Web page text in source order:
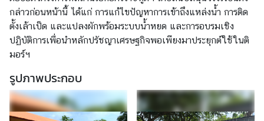
ป
ร
ะ
ก
า
ศ
บ
กล่าวก่อนหน้านี้ ได้แก่ การแก้ไขปัญหาการเข้าถึงแหล่งน้ำ การติด
ตั้งเล้าเป็ด และแปลงผักพร้อมระบบน้ำหยด และการอบรมเชิง
ปฏิบัติการเพื่อนำหลักปรัชญาเศรษฐกิจพอเพียงมาประยุกต์ใช้ในติ
มอร์ฯ
รูปภาพประกอบ